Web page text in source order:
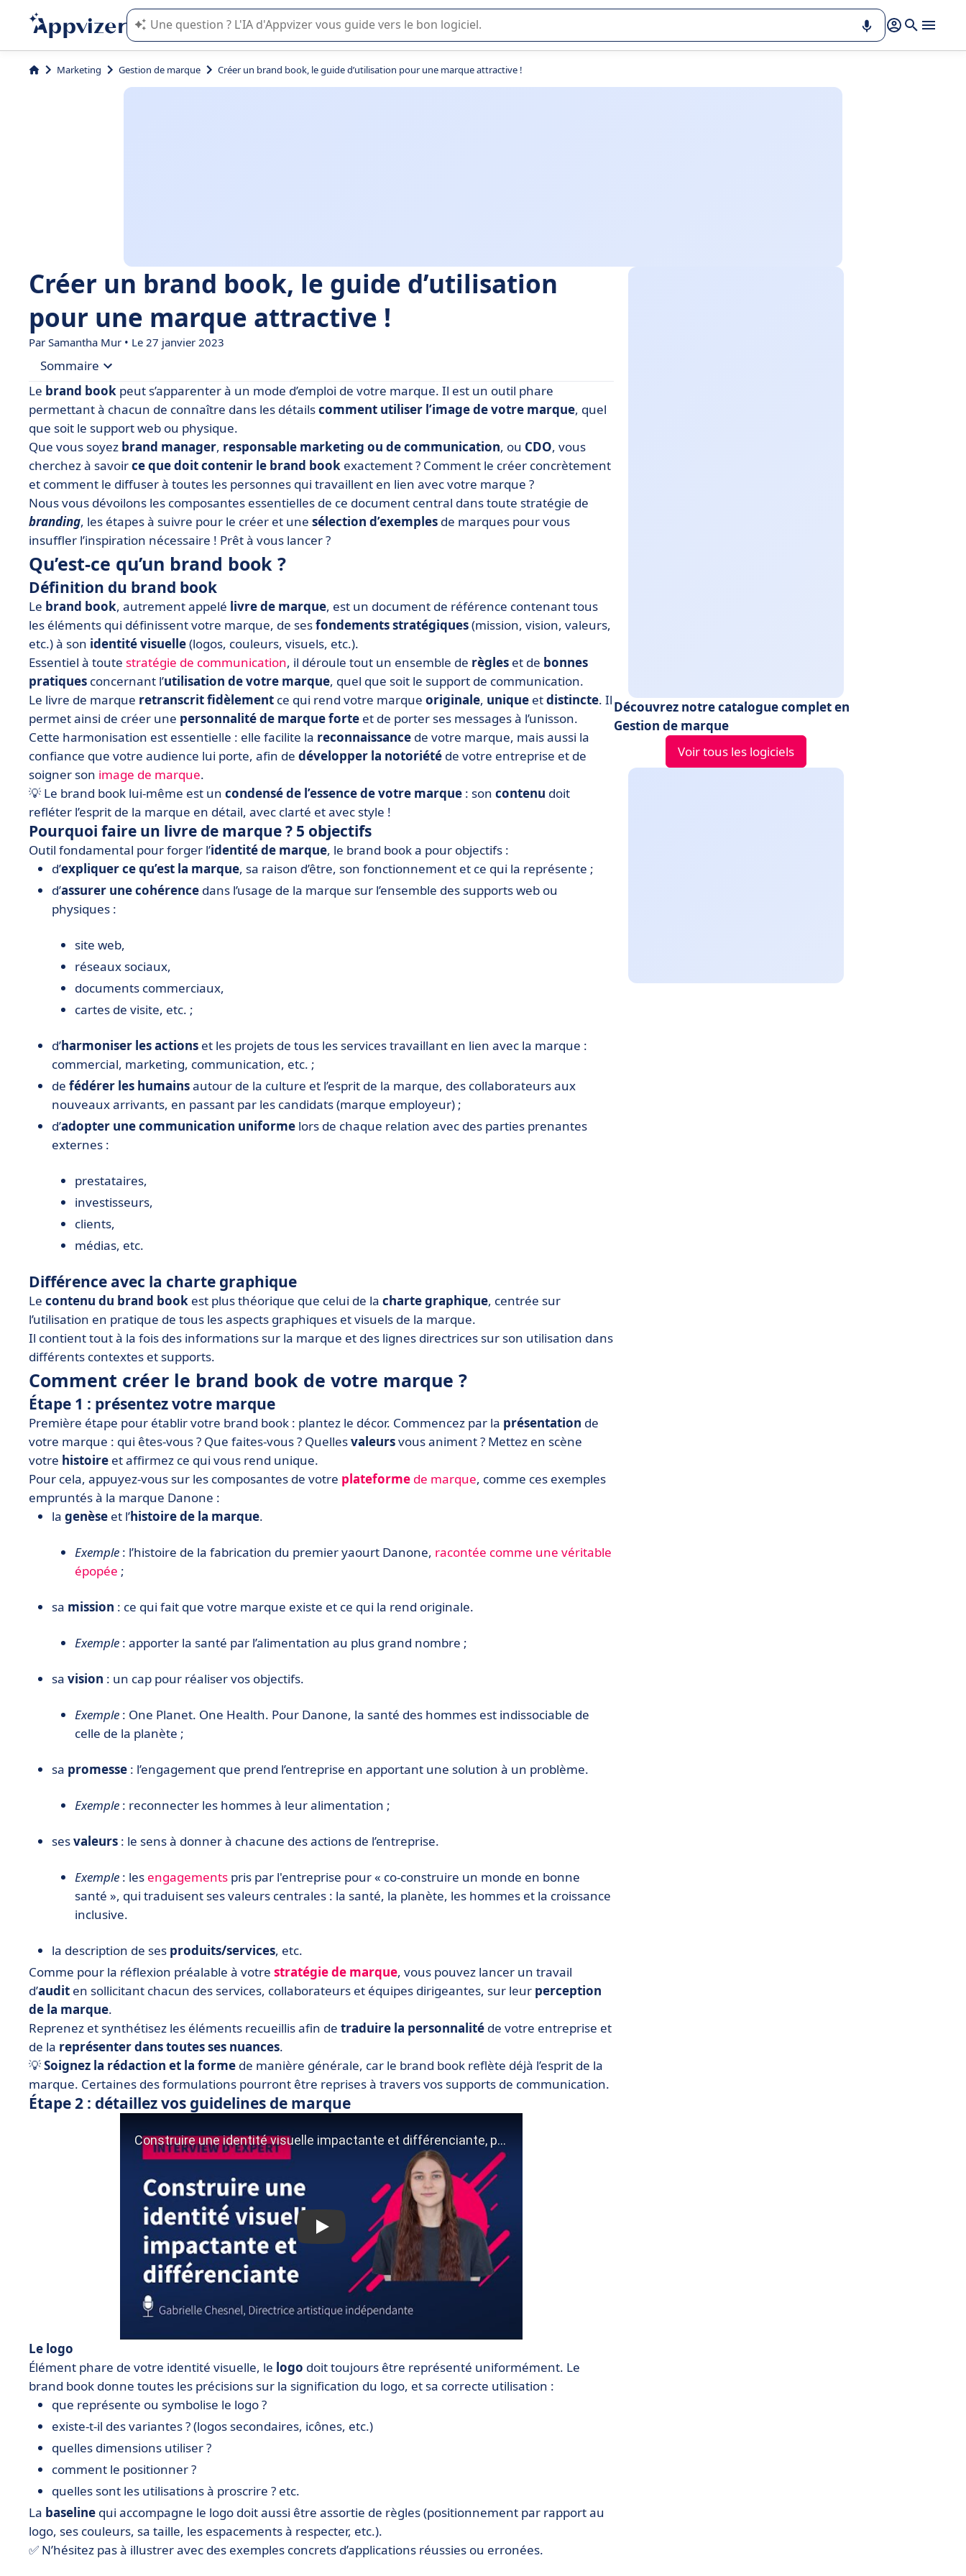
L'IA de Appvizer vous guide dans l'utilisation ou la sélection de logiciel SaaS en entreprise.
Marketing Gestion de marque Créer un brand book, le guide d’utilisation pour une marque attractive !
Créer un brand book, le guide d’utilisation
pour une marque attractive !
Par Samantha Mur • Le 27 janvier 2023
Sommaire
• Qu’est-ce qu’un brand book ?
• Comment créer le brand book de votre marque ?
• 6 exemples de brand books
Le brand book peut s’apparenter à un mode d’emploi de votre marque. Il est un outil phare
permettant à chacun de connaître dans les détailscomment utiliser l’image de votre marque, quel
que soit le support web ou physique.
Que vous soyez brand manager, responsable marketing ou de communication, ou CDO, vous
cherchez à savoirce que doit contenir le brand book exactement ? Comment le créer concrètement
et comment le diffuser à toutes les personnes qui travaillent en lien avec votre marque ?
Nous vous dévoilons les composantes essentielles de ce document central dans toute stratégie de
branding, les étapes à suivre pour le créer et une sélection d’exemples de marques pour vous
insuffler l’inspiration nécessaire ! Prêt à vous lancer ?
Qu’est-ce qu’un brand book ?
Définition du brand book
Le brand book, autrement appelé livre de marque, est un document de référence contenant tous
les éléments qui définissent votre marque, de sesfondements stratégiques(mission, vision, valeurs,
etc.) à son identité visuelle(logos, couleurs, visuels, etc.).
Essentiel à toute stratégie de communication, il déroule tout un ensemble de règles et de bonnes
pratiques concernant l’utilisation de votre marque, quel que soit le support de communication.
Le livre de marque retranscrit fidèlement ce qui rend votre marque originale, unique etdistincte. Il
permet ainsi de créer une personnalité de marque forte et de porter ses messages à l’unisson.
Cette harmonisation est essentielle : elle facilite la reconnaissance de votre marque, mais aussi la
confiance que votre audience lui porte, afin de développer la notoriété de votre entreprise et de
soigner son image de marque.
💡 Le brand book lui-même est un condensé de l’essence de votre marque : son contenu doit
refléter l’esprit de la marque en détail, avec clarté et avec style !
Pourquoi faire un livre de marque ? 5 objectifs
Outil fondamental pour forger l’identité de marque, le brand book a pour objectifs :
d’expliquer ce qu’est la marque, sa raison d’être, son fonctionnement et ce qui la représente ;
d’assurer une cohérence dans l’usage de la marque sur l’ensemble des supports web ou
physiques :
site web,
réseaux sociaux,
documents commerciaux,
cartes de visite, etc. ;
d’harmoniser les actions et les projets de tous les services travaillant en lien avec la marque :
commercial, marketing, communication, etc. ;
de fédérer les humainsautour de la culture et l’esprit de la marque, des collaborateurs aux
nouveaux arrivants, en passant par les candidats (marque employeur) ;
d’adopter une communication uniforme lors de chaque relation avec des parties prenantes
externes :
prestataires,
investisseurs,
clients,
médias, etc.
Différence avec la charte graphique
Le contenu du brand book est plus théorique que celui de la charte graphique, centrée sur
l’utilisation en pratique de tous les aspects graphiques et visuels de la marque.
Il contient tout à la fois des informations sur la marque et des lignes directrices sur son utilisation dans
différents contextes et supports.
Comment créer le brand book de votre marque ?
Étape 1 : présentez votre marque
Première étape pour établir votre brand book : plantez le décor. Commencez par la présentation de
votre marque : qui êtes-vous ? Que faites-vous ? Quellesvaleursvous animent ? Mettez en scène
votre histoire et affirmez ce qui vous rend unique.
Pour cela, appuyez-vous sur les composantes de votre plateforme de marque, comme ces exemples
empruntés à la marque Danone :
la genèse et l’histoire de la marque.
Exemple : l’histoire de la fabrication du premier yaourt Danone, racontée comme une véritable
épopée ;
sa mission : ce qui fait que votre marque existe et ce qui la rend originale.
Exemple : apporter la santé par l’alimentation au plus grand nombre ;
sa vision : un cap pour réaliser vos objectifs.
Exemple : One Planet. One Health. Pour Danone, la santé des hommes est indissociable de
celle de la planète ;
sa promesse : l’engagement que prend l’entreprise en apportant une solution à un problème.
Exemple : reconnecter les hommes à leur alimentation ;
sesvaleurs : le sens à donner à chacune des actions de l’entreprise.
Exemple : les engagements pris par l'entreprise pour « co-construire un monde en bonne
santé », qui traduisent ses valeurs centrales : la santé, la planète, les hommes et la croissance
inclusive.
la description de ses produits/services, etc.
Comme pour la réflexion préalable à votre stratégie de marque, vous pouvez lancer un travail
d’audit en sollicitant chacun des services, collaborateurs et équipes dirigeantes, sur leur perception
de la marque.
Reprenez et synthétisez les éléments recueillis afin de traduire la personnalité de votre entreprise et
de la représenter dans toutes ses nuances.
💡Soignez la rédaction et la forme de manière générale, car le brand book reflète déjà l’esprit de la
marque. Certaines des formulations pourront être reprises à travers vos supports de communication.
Étape 2 : détaillez vos guidelines de marque
Le logo
Élément phare de votre identité visuelle, le logo doit toujours être représenté uniformément. Le
brand book donne toutes les précisions sur la signification du logo, et sa correcte utilisation :
que représente ou symbolise le logo ?
existe-t-il des variantes ? (logos secondaires, icônes, etc.)
quelles dimensions utiliser ?
comment le positionner ?
quelles sont les utilisations à proscrire ? etc.
La baseline qui accompagne le logo doit aussi être assortie de règles (positionnement par rapport au
logo, ses couleurs, sa taille, les espacements à respecter, etc.).
✅ N’hésitez pas à illustrer avec des exemples concrets d’applications réussies ou erronées.
Découvrez notre catalogue complet en
Gestion de marque
Voir tous les logiciels